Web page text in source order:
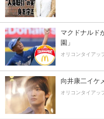
マクドナルド
園」
オリコンタイアッ
向井康二イケ
オリコンタイアッ